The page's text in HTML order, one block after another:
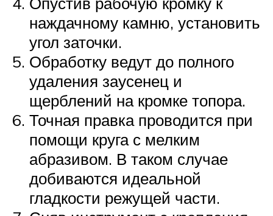
наждачному камню, установить
угол заточки.
Обработку ведут до полного
удаления заусенец и
щерблений на кромке топора.
Точная правка проводится при
помощи круга с мелким
абразивом. В таком случае
добиваются идеальной
гладкости режущей части.